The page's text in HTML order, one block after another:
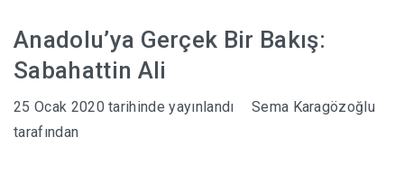
Anadolu’ya Gerçek Bir Bakış:
Sabahattin Ali
25 Ocak 2020 tarihinde yayınlandı
Sema Karagözoğlu
tarafından